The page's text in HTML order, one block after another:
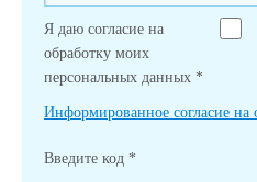
Я даю согласие на
обработку моих
персональных данных *
Информированное согласие на
Введите код *